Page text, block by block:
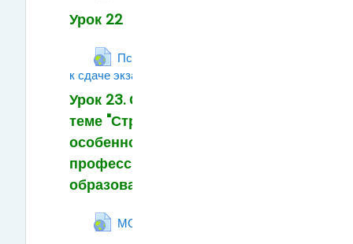
Урок 22
Психологическая готовность
к сдаче экзаменов
Урок 23. Обобщение по
теме "Структура и
особенности
профессионального
образования в РФ".
МОЕ ОБРАЗОВАНИЕ